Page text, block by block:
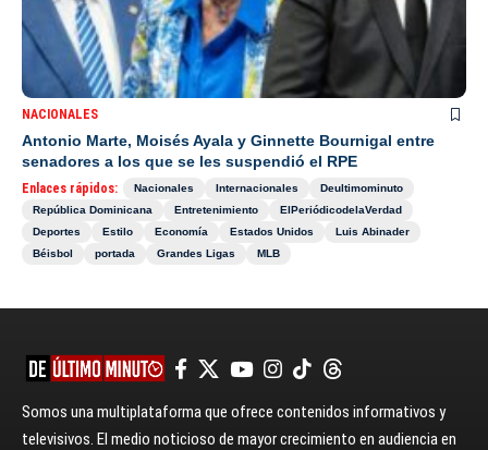
NACIONALES
Antonio Marte, Moisés Ayala y Ginnette Bournigal entre
senadores a los que se les suspendió el RPE
Enlaces rápidos: Nacionales Internacionales
Deultimominuto
República Dominicana
Entretenimiento
ElPeriódicodelaVerdad
Deportes
Estilo Economía Estados Unidos
Luis Abinader
Béisbol
portada Grandes Ligas MLB
Somos una multiplataforma que ofrece contenidos informativos y
televisivos. El medio noticioso de mayor crecimiento en audiencia en